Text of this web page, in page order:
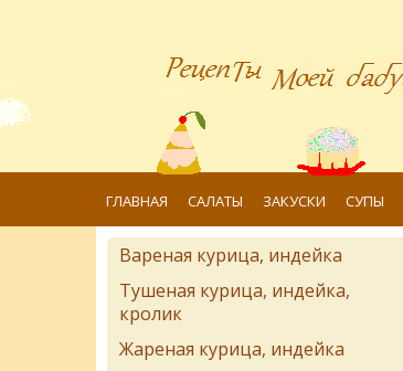
ГЛАВНАЯ САЛАТЫ ЗАКУСКИ СУПЫ
Вареная курица, индейка
Тушеная курица, индейка,
кролик
Жареная курица, индейка